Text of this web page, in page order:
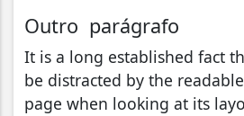
Outro parágrafo
It is a long established fact
be distracted by the
page when looking at its